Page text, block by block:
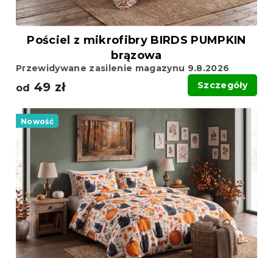
w
ó
w
Pościel z mikrofibry BIRDS PUMPKIN
brązowa
Przewidywane zasilenie magazynu 9.8.2026
od 49 zł Szczegóły
Nowość